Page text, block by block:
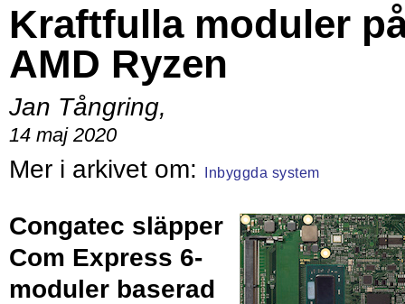
Kraftfulla moduler
AMD Ryzen
Jan Tångring,
14 maj 2020
Inbyggda system
Congatec släpper
Com Express 6-
moduler baserad